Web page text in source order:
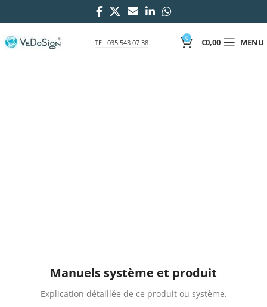
TEL 035 543 07 38
0 €0,00 MENU
Manuels système et produit
Explication détaillée de ce produit ou système.